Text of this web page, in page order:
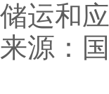
储运和
来源：